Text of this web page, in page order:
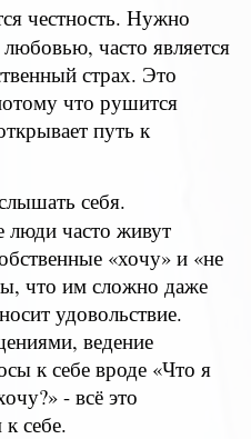
честность. Нужно
часто является
страх. Это
что рушится
путь к
себя.
часто живут
«хочу» и «не
что им сложно даже
удовольствие.
ведение
к себе вроде «Что я
- всё это
себе.